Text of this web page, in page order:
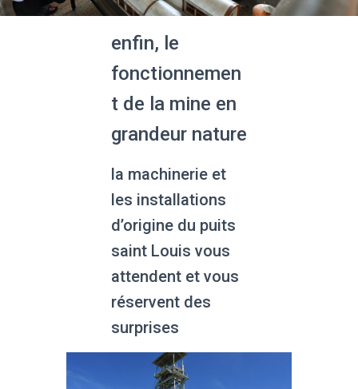
enfin, le
fonctionnemen
t de la mine en
grandeur nature
la machinerie et
les installations
d’origine du puits
saint Louis vous
attendent et vous
réservent des
surprises